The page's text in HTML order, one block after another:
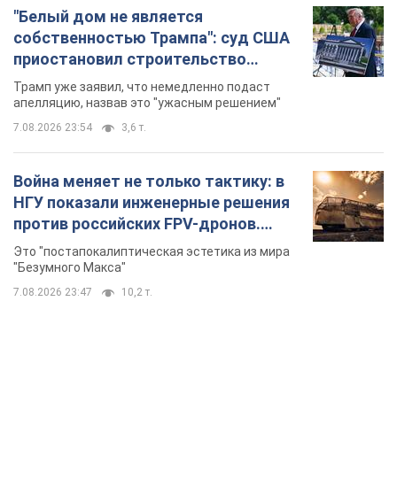
Война меняет не только тактику: в
НГУ показали инженерные решения
против российских FPV-дронов.
Фото
"Безумного Макса"